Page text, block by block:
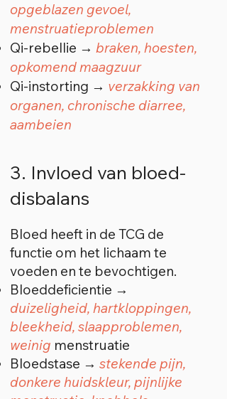
opgeblazen gevoel,
menstruatieproblemen
Qi-rebellie → braken, hoesten,
opkomend maagzuur
Qi-instorting → verzakking van
organen, chronische diarree,
aambeien
3. Invloed van bloed-
disbalans
Bloed heeft in de TCG de
functie om het lichaam te
voeden en te bevochtigen.
Bloeddeficientie →
duizeligheid, hartkloppingen,
bleekheid, slaapproblemen,
weinig menstruatie
Bloedstase → stekende pijn,
donkere huidskleur, pijnlijke